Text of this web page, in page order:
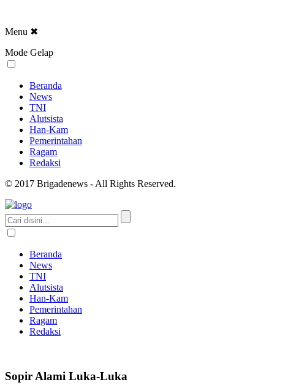
Menu ✖
Mode Gelap
Beranda
News
TNI
Alutsista
Han-Kam
Pemerintahan
Ragam
Redaksi
© 2017 Brigadenews - All Rights Reserved.
Beranda
News
TNI
Alutsista
Han-Kam
Pemerintahan
Ragam
Redaksi
Sopir Alami Luka-Luka